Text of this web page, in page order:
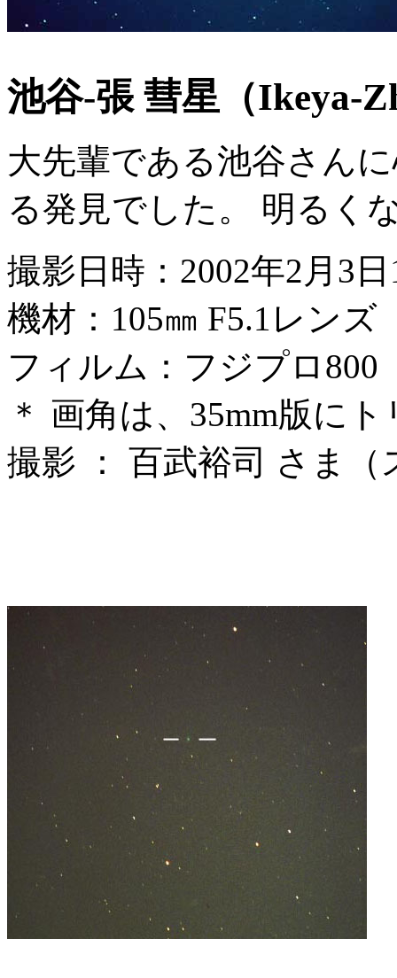
池谷-張 彗星（Ikeya-
大先輩である池谷さん
る発見でした。 明るく
撮影日時：2002年2月3
機材：105㎜ F5.1レンズ
フィルム：フジプロ800
＊ 画角は、35mm版に
撮影 ： 百武裕司 さま